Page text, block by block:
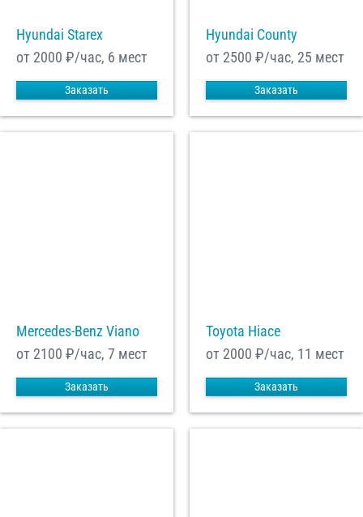
Hyundai Starex
от 2000 ₽/час, 6 мест
Заказать
Hyundai County
от 2500 ₽/час, 25 мест
Заказать
Mercedes-Benz Viano
от 2100 ₽/час, 7 мест
Заказать
Toyota Hiace
от 2000 ₽/час, 11 мест
Заказать